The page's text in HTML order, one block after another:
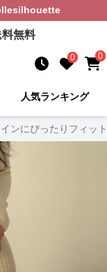
無料
0 0
人気ランキング
ンにぴったりフィッ